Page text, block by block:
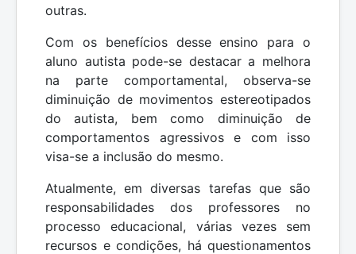
outras.
Com os benefícios desse ensino para o
aluno autista pode-se destacar a melhora
na parte comportamental, observa-se
diminuição de movimentos estereotipados
do autista, bem como diminuição de
comportamentos agressivos e com isso
visa-se a inclusão do mesmo.
Atualmente, em diversas tarefas que são
responsabilidades dos professores no
processo educacional, várias vezes sem
recursos e condições, há questionamentos